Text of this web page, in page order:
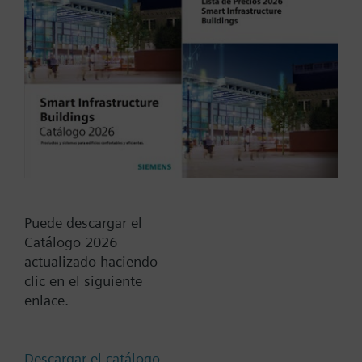
Detector de fuga de agua
Tipo / Código:
Código:
S55371-C100
Find replacement
Resumen técnico
Puede descargar el
Catálogo 2026
actualizado haciendo
clic en el siguiente
enlace.
Descargar el catálogo